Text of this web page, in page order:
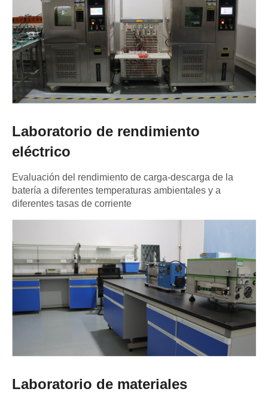
Laboratorio de rendimiento
eléctrico
Evaluación del rendimiento de carga-descarga de la
batería a diferentes temperaturas ambientales y a
diferentes tasas de corriente
Laboratorio de materiales